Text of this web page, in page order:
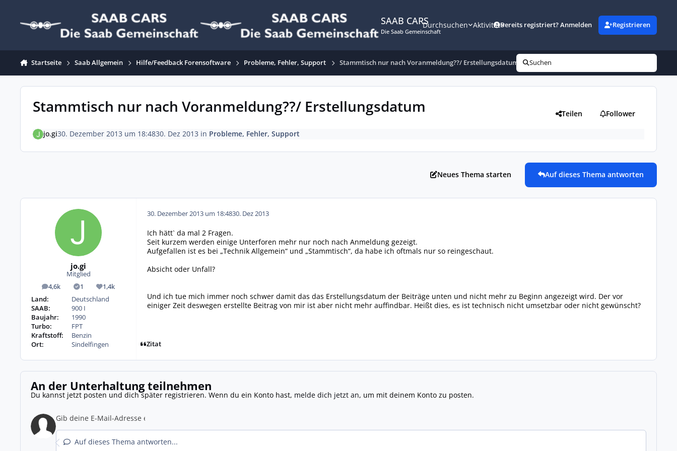
SAAB CARS
Die Saab Gemeinschaft
Durchsuchen AktivitätBereits registriert? Anmelden Registrieren
Startseite Saab Allgemein Hilfe/Feedback Forensoftware Probleme, Fehler, Support Stammtisch nur nach Voranmeldung??/ Erstellungsdatum Suchen
Stammtisch nur nach Voranmeldung??/ Erstellungsdatum Teilen Follower
jo.gi30. Dezember 2013 um 18:4830. Dez 2013 in Probleme, Fehler, Support
Neues Thema starten Auf dieses Thema antworten
jo.gi
Mitglied
4,6k
Beiträge 1
Lösungen1,4k
Reputation
Land:
Deutschland
SAAB:
900 I
Baujahr:
1990
Turbo:
FPT
Kraftstoff:
Benzin
Ort:
Sindelfingen
30. Dezember 2013 um 18:4830. Dez 2013
Ich hätt` da mal 2 Fragen.
Seit kurzem werden einige Unterforen mehr nur noch nach Anmeldung gezeigt.
Aufgefallen ist es bei „Technik Allgemein“ und „Stammtisch“, da habe ich oftmals nur so reingeschaut.
Absicht oder Unfall?
Und ich tue mich immer noch schwer damit das das Erstellungsdatum der Beiträge unten und nicht mehr zu Beginn angezeigt wird. Der vor
einiger Zeit deswegen erstellte Beitrag von mir ist aber nicht mehr auffindbar. Heißt dies, es ist technisch nicht umsetzbar oder nicht gewünscht?
Zitat
An der Unterhaltung teilnehmen
Du kannst jetzt posten und dich später registrieren. Wenn du ein Konto hast, melde dich jetzt an, um mit deinem Konto zu posten.
Auf dieses Thema antworten...